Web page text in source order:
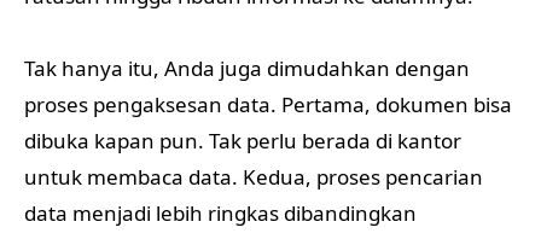
Tak hanya itu, Anda juga dimudahkan dengan
proses pengaksesan data. Pertama, dokumen bisa
dibuka kapan pun. Tak perlu berada di kantor
untuk membaca data. Kedua, proses pencarian
data menjadi lebih ringkas dibandingkan